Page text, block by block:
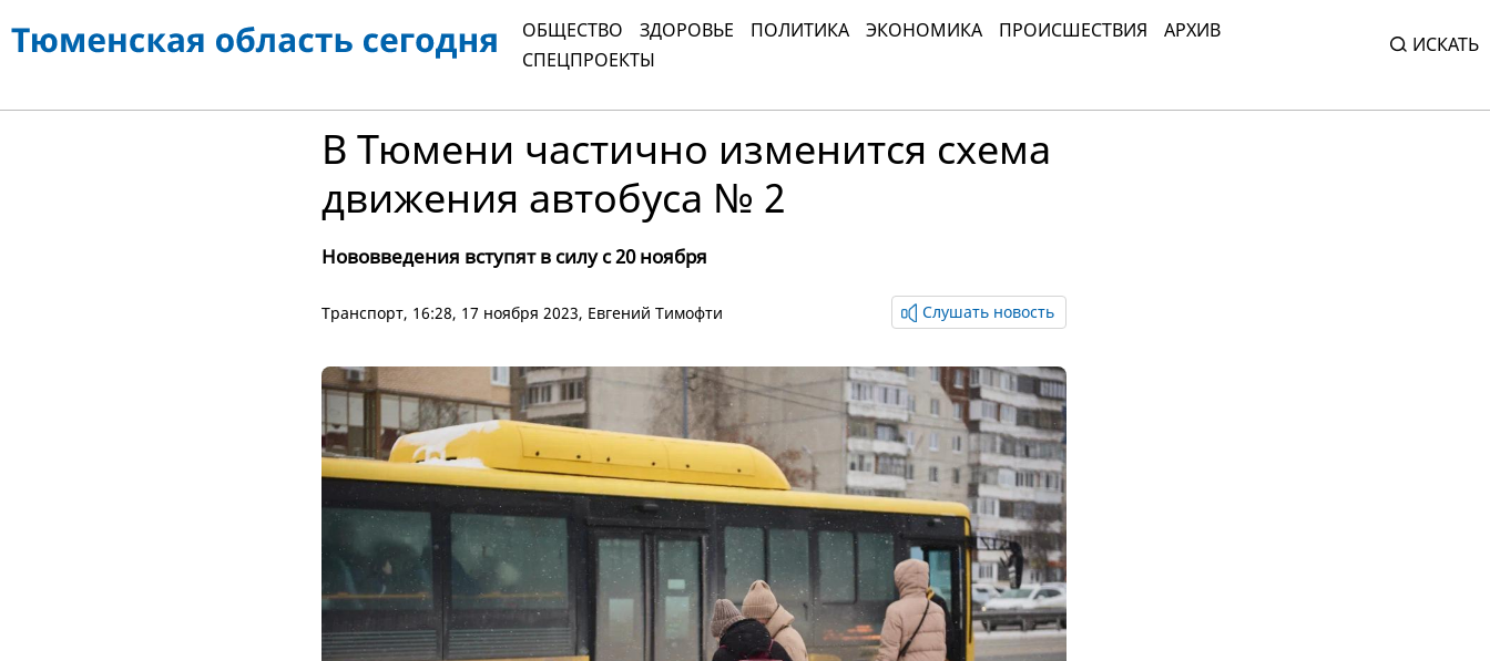
ОБЩЕСТВО ЗДОРОВЬЕ ПОЛИТИКА ЭКОНОМИКА ПРОИСШЕСТВИЯ
АРХИВ
СПЕЦПРОЕКТЫ
ИСКАТЬ
В Тюмени частично изменится схема
движения автобуса № 2
Нововведения вступят в силу с 20 ноября
Транспорт, 16:28, 17 ноября 2023, Евгений Тимофти Слушать новость